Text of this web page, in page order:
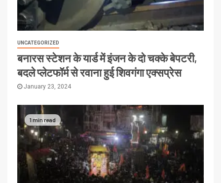
UNCATEGORIZED
बनारस स्टेशन के यार्ड में इंजन के दो चक्के बेपटरी,
बदले प्लेटफॉर्म से रवाना हुई शिवगंगा एक्सप्रेस
January 23, 2024
1 min read